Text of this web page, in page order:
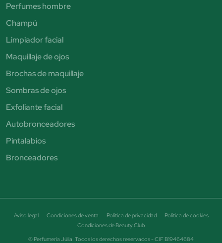
Perfumes hombre
Champú
Limpiador facial
Maquillaje de ojos
Brochas de maquillaje
Sombras de ojos
Exfoliante facial
Autobronceadores
Pintalabios
Bronceadores
© Perfumería Júlia. Todos los derechos reservados - CIF B19464684
Aviso legal Condiciones de venta Política de privacidad
Política de cookies
Condiciones de Beauty Club